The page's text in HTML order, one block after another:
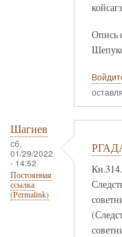
Опись
Шагиев
сб,
01/29/2022
- 14:52
Постоянная
ссылка
(Permalink)